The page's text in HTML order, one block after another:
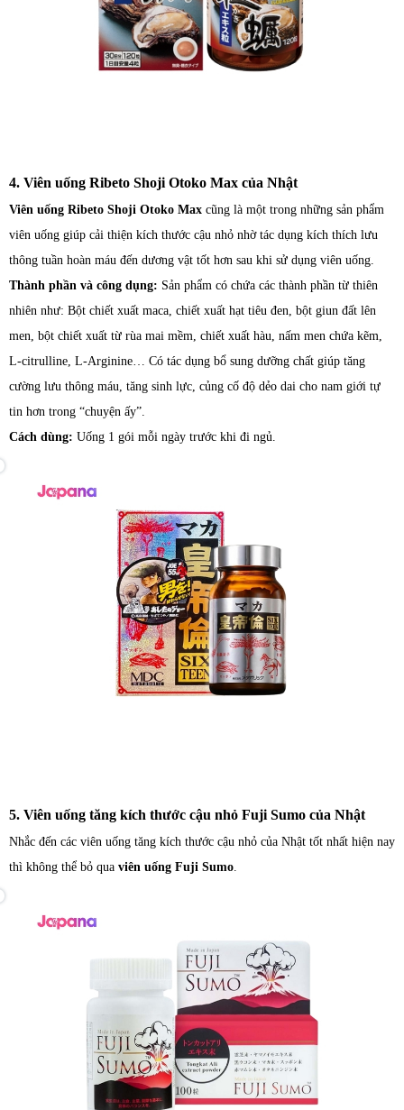
4. Viên uống Ribeto Shoji Otoko Max của Nhật
Viên uống Ribeto Shoji Otoko Max cũng là một trong những sản phẩm
viên uống giúp cải thiện kích thước cậu nhỏ nhờ tác dụng kích thích lưu
thông tuần hoàn máu đến dương vật tốt hơn sau khi sử dụng viên uống.
Thành phần và công dụng: Sản phẩm có chứa các thành phần từ thiên
nhiên như: Bột chiết xuất maca, chiết xuất hạt tiêu đen, bột giun đất lên
men, bột chiết xuất từ rùa mai mềm, chiết xuất hàu, nấm men chứa kẽm,
L-citrulline, L-Arginine… Có tác dụng bổ sung dưỡng chất giúp tăng
cường lưu thông máu, tăng sinh lực, củng cố độ dẻo dai cho nam giới tự
tin hơn trong “chuyện ấy”.
Cách dùng: Uống 1 gói mỗi ngày trước khi đi ngủ.
5. Viên uống tăng kích thước cậu nhỏ Fuji Sumo của Nhật
Nhắc đến các viên uống tăng kích thước cậu nhỏ của Nhật tốt nhất hiện nay
thì không thể bỏ qua viên uống Fuji Sumo.